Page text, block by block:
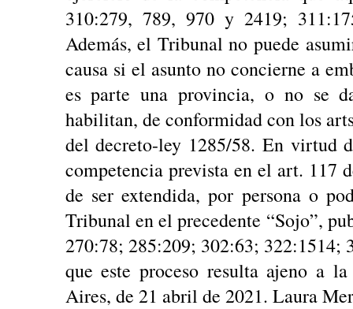
310:279, 789, 970 y 2419;
Además, el Tribunal no puede
causa si el asunto no concierne a
es parte una provincia, o no se
habilitan, de conformidad con los
del decreto-ley 1285/58. En virtud
competencia prevista en el art.
de ser extendida, por persona o
Tribunal en el precedente “Sojo”,
270:78; 285:209; 302:63; 322:1514;
que este proceso resulta ajeno a
Aires, de 21 abril de 2021. Laura